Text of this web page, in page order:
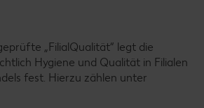
„FilialQualität“ legt die
Hygiene und Qualität in Filialen
fest. Hierzu zählen unter